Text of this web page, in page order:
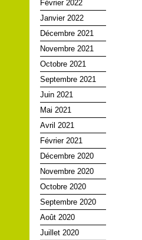
Février 2022
Janvier 2022
Décembre 2021
Novembre 2021
Octobre 2021
Septembre 2021
Juin 2021
Mai 2021
Avril 2021
Février 2021
Décembre 2020
Novembre 2020
Octobre 2020
Septembre 2020
Août 2020
Juillet 2020